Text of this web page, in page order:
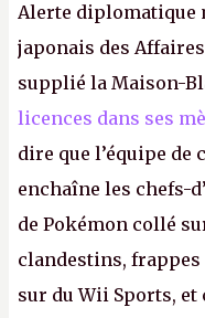
Alerte diplomatique
japonais des
supplié la Maison-
licences dans ses
dire que l’équipe
enchaîne les chefs-
de Pokémon collé
clandestins,
sur du Wii Sports,